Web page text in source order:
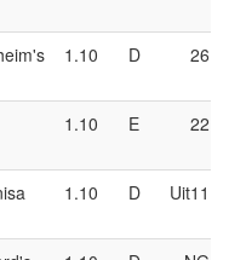
1.10 D 26
1.10 E 22
1.10 D Uit11